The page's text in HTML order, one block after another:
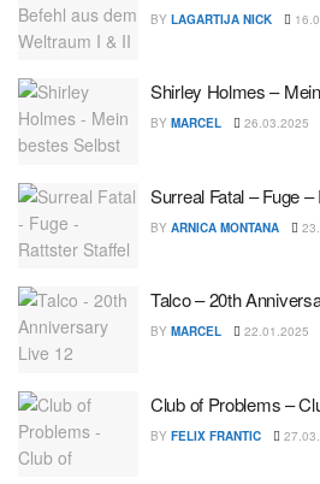
BY LAGARTIJA NICK
Shirley Holmes –
BY MARCEL 26.03.2025
Surreal Fatal – Fuge
BY ARNICA MONTANA
Talco – 20th
BY MARCEL 22.01.2025
Club of Problems –
BY FELIX FRANTIC